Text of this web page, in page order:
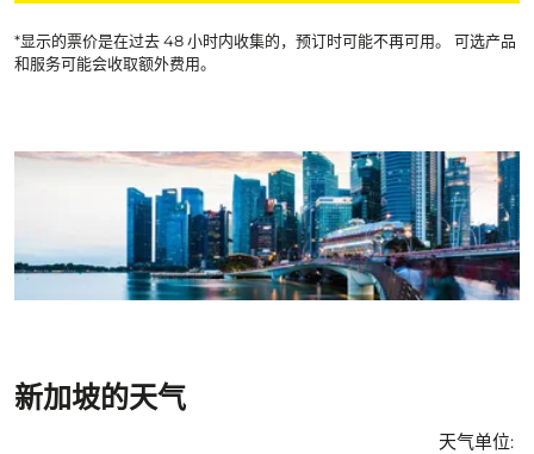
*显示的票价是在过去 48 小时内收集的，预订时可能不再可用。 可选产品
和服务可能会收取额外费用。
新加坡的天气
天气单位: